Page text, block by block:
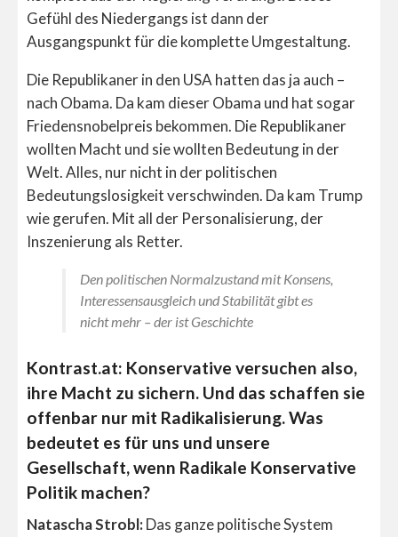
Gefühl des Niedergangs ist dann der
Ausgangspunkt für die komplette Umgestaltung.
Die Republikaner in den USA hatten das ja auch –
nach Obama. Da kam dieser Obama und hat sogar
Friedensnobelpreis bekommen. Die Republikaner
wollten Macht und sie wollten Bedeutung in der
Welt. Alles, nur nicht in der politischen
Bedeutungslosigkeit verschwinden. Da kam Trump
wie gerufen. Mit all der Personalisierung, der
Inszenierung als Retter.
Den politischen Normalzustand mit Konsens,
Interessensausgleich und Stabilität gibt es
nicht mehr – der ist Geschichte
Kontrast.at: Konservative versuchen also,
ihre Macht zu sichern. Und das schaffen sie
offenbar nur mit Radikalisierung. Was
bedeutet es für uns und unsere
Gesellschaft, wenn Radikale Konservative
Politik machen?
Natascha Strobl:Das ganze politische System